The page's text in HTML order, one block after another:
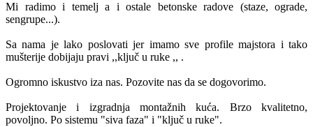
Mi radimo i temelj a i ostale betonske radove (staze, ograde,
sengrupe...).
Sa nama je lako poslovati jer imamo sve profile majstora i tako
mušterije dobijaju pravi ,,ključ u ruke ,, .
Ogromno iskustvo iza nas. Pozovite nas da se dogovorimo.
Projektovanje i izgradnja montažnih kuća. Brzo kvalitetno,
povoljno. Po sistemu "siva faza" i "ključ u ruke".